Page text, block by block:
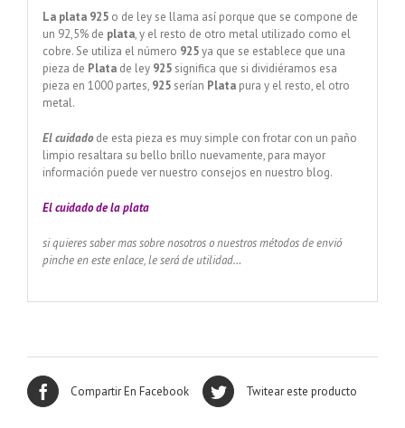
La plata 925o de ley se llama así porque que se compone de
un 92,5% de plata, y el resto de otro metal utilizado como el
cobre. Se utiliza el número 925ya que se establece que una
pieza de Platade ley 925significa que si dividiéramos esa
pieza en 1000 partes, 925serían Platapura y el resto, el otro
metal.
El cuidadode esta pieza es muy simple con frotar con un paño
limpio resaltara su bello brillo nuevamente, para mayor
información puede ver nuestro consejos en nuestro blog.
El cuidado dela plata
si quieres saber mas sobre nosotros o nuestros métodos de envió
pinche en este enlace, le será de utilidad…
Compartir En Facebook Twitear este producto